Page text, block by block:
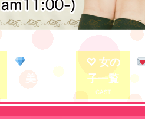
♡ 女の
子一覧